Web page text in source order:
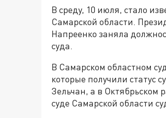
В среду, 10 июля, стало
Самарской области.
Напреенко заняла
суда.
В Самарском областном
которые получили статус
Зельчан, а в Октябрьском
суде Самарской области